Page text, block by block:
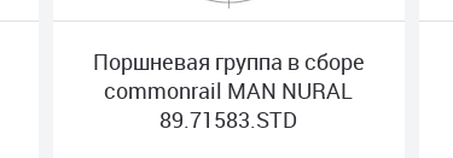
Поршневая группа в сборе
commonrail MAN NURAL
89.71583.STD